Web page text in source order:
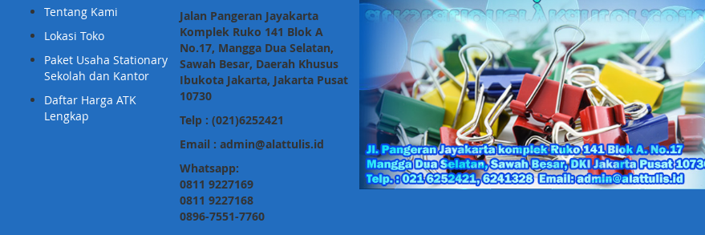
Tentang Kami
Lokasi Toko
Paket Usaha Stationary
Sekolah dan Kantor
Daftar Harga ATK
Lengkap
Jalan Pangeran Jayakarta
Komplek Ruko 141 Blok A
No.17, Mangga Dua Selatan,
Sawah Besar, Daerah Khusus
Ibukota Jakarta, Jakarta Pusat
10730
Telp : (021)6252421
Email : admin@alattulis.id
Whatsapp:
0811 9227169
0811 9227168
0896-7551-7760